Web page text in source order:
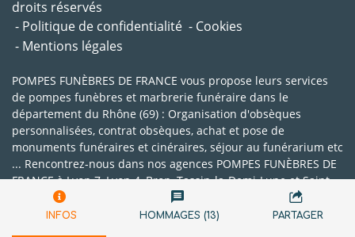
INFOS HOMMAGES (13) PARTAGER
droits réservés
Politique de confidentialité
Cookies
Mentions légales
POMPES FUNÈBRES DE FRANCE vous propose leurs services
de pompes funèbres et marbrerie funéraire dans le
département du Rhône (69) : Organisation d'obsèques
personnalisées, contrat obsèques, achat et pose de
monuments funéraires et cinéraires, séjour au funérarium etc
... Rencontrez-nous dans nos agences POMPES FUNÈBRES DE
FRANCE à Lyon 7, Lyon 4, Bron, Tassin-la-Demi-Lune et Saint-
Genis-Laval.